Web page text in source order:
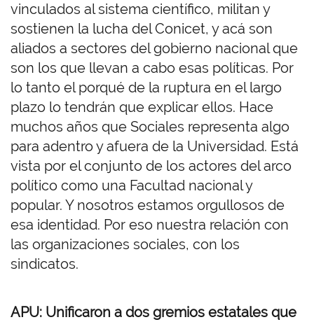
vinculados al sistema científico, militan y
sostienen la lucha del Conicet, y acá son
aliados a sectores del gobierno nacional que
son los que llevan a cabo esas políticas. Por
lo tanto el porqué de la ruptura en el largo
plazo lo tendrán que explicar ellos. Hace
muchos años que Sociales representa algo
para adentro y afuera de la Universidad. Está
vista por el conjunto de los actores del arco
político como una Facultad nacional y
popular. Y nosotros estamos orgullosos de
esa identidad. Por eso nuestra relación con
las organizaciones sociales, con los
sindicatos.
APU: Unificaron a dos gremios estatales que